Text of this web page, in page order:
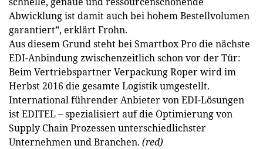
Abwicklung ist damit auch bei hohem Bestellvolumen
garantiert”, erklärt Frohn.
Aus diesem Grund steht bei Smartbox Pro die nächste
EDI-Anbindung zwischenzeitlich schon vor der Tür:
Beim Vertriebspartner Verpackung Roper wird im
Herbst 2016 die gesamte Logistik umgestellt.
International führender Anbieter von EDI-Lösungen
ist EDITEL – spezialisiert auf die Optimierung von
Supply Chain Prozessen unterschiedlichster
Unternehmen und Branchen. (red)